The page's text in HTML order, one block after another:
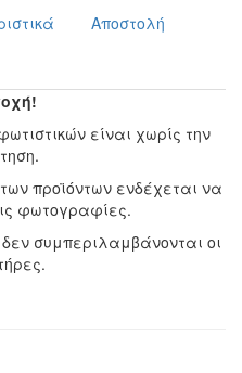
Αποστολή
είναι χωρίς την
προϊόντων ενδέχεται να
φωτογραφίες.
συμπεριλαμβάνονται οι